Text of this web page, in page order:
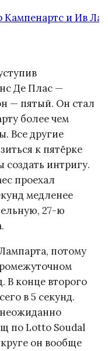
Де Плас —
— пятый. Он стал
более чем
Все другие
к пятёрке
интригу.
проехал
медленее
27-ю
потому
В конце второго
в 5 секунд.
по Lotto Soudal
он вообще